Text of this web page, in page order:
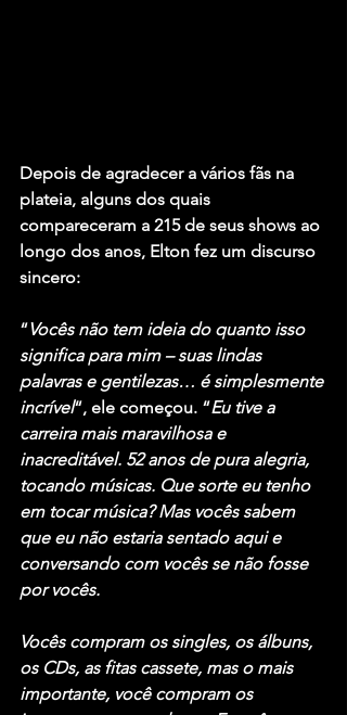
Depois de agradecer a vários fãs na
plateia, alguns dos quais
compareceram a 215 de seus shows ao
longo dos anos, Elton fez um discurso
sincero:
“Vocês não tem ideia do quanto isso
significa para mim – suas lindas
palavras e gentilezas… é simplesmente
incrível“, ele começou. “Eu tive a
carreira mais maravilhosa e
inacreditável. 52 anos de pura alegria,
tocando músicas. Que sorte eu tenho
em tocar música? Mas vocês sabem
que eu não estaria sentado aqui e
conversando com vocês se não fosse
por vocês.
Vocês compram os singles, os álbuns,
os CDs, as fitas cassete, mas o mais
importante, você compram os